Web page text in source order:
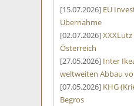
[15.07.2026] EU
Übernahme
[02.07.2026]
Österreich
[27.05.2026] Inter
weltweiten Abbau
[07.05.2026] KHG
Begros